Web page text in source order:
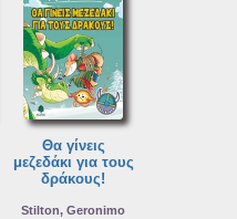
Θα γίνεις
μεζεδάκι για τους
δράκους!
Stilton, Geronimo